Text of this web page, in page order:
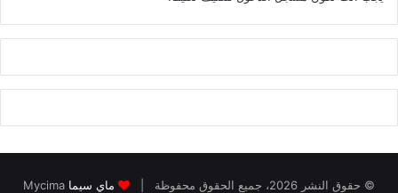
© حقوق النشر 2026، جميع الحقوق محفوظة | ماي سيما